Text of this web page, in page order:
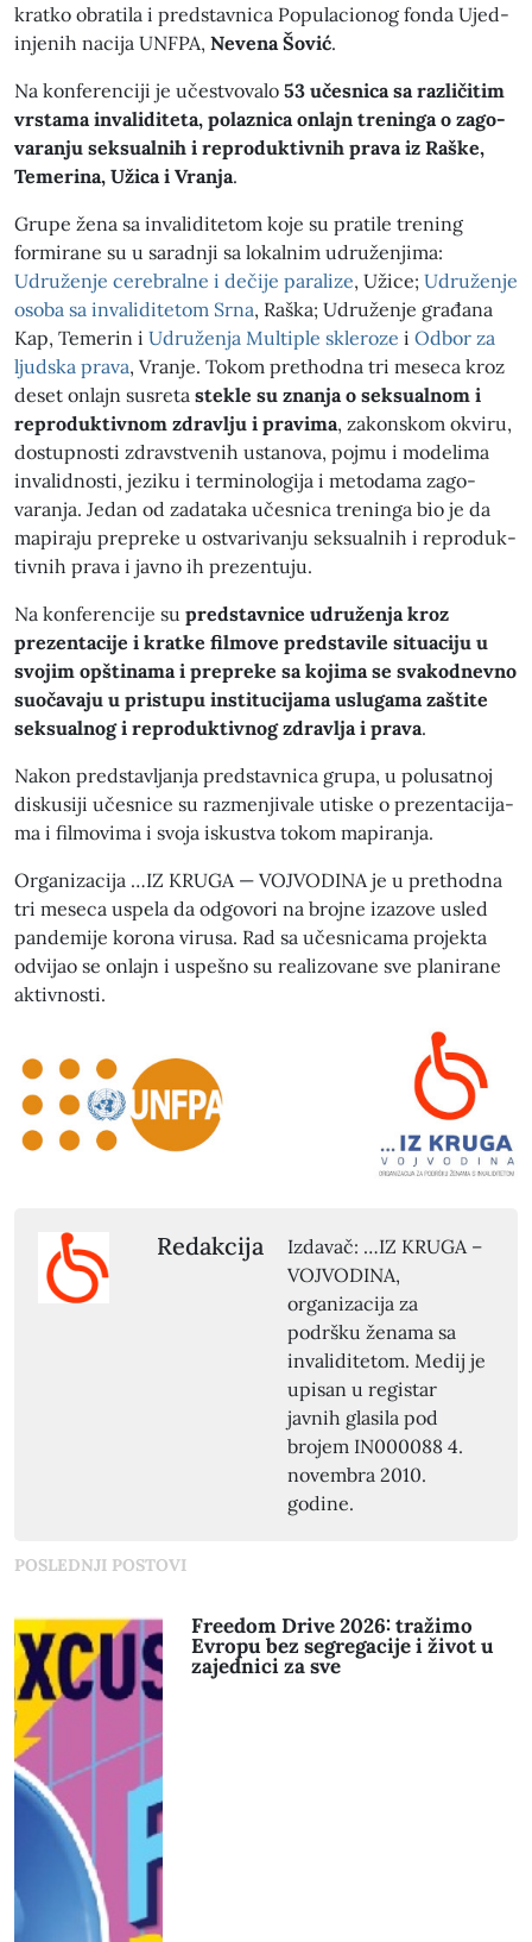
kratko obrati­la i pred­stavni­ca Pop­u­la­cionog fon­da Ujed­
in­jenih naci­ja UNFPA, Neve­na Šović.
Na kon­fer­en­ci­ji je učestvo­va­lo 53 učes­ni­ca sa različitim
vrsta­ma inva­lidite­ta, polazni­ca onla­jn treninga o zago­
varan­ju sek­su­al­nih i repro­duk­tivnih pra­va iz Raške,
Teme­ri­na, Uži­ca i Vran­ja.
Grupe žena sa inva­lidite­tom koje su pratile tren­ing
formi­rane su u sarad­nji sa lokalnim udružen­ji­ma:
Udružen­je cere­bralne i deči­je par­al­ize, Užice; Udružen­je
oso­ba sa inva­lidite­tom Srna, Raš­ka; Udružen­je građana
Kap, Temerin i Udružen­ja Mul­ti­ple skleroze i Odbor za
ljud­s­ka pra­va, Vran­je. Tokom prethod­na tri mese­ca kroz
deset onla­jn sus­re­ta stek­le su znan­ja o sek­su­al­nom i
repro­duk­tivnom zdravlju i prav­i­ma, zakon­skom okviru,
dos­tup­nos­ti zdravstvenih ustano­va, poj­mu i mod­e­li­ma
invalid­nos­ti, jeziku i ter­mi­nologi­ja i meto­dama zago­
varan­ja. Jedan od zadata­ka učes­ni­ca treninga bio je da
mapi­ra­ju prepreke u ost­vari­van­ju sek­su­al­nih i repro­duk­
tivnih pra­va i javno ih prezen­tu­ju.
Na kon­fer­en­ci­je su pred­stavnice udružen­ja kroz
prezentaci­je i kratke fil­move pred­stavile situaci­ju u
svo­jim opšti­na­ma i prepreke sa koji­ma se svakod­nevno
suočava­ju u pris­tupu insti­tu­ci­ja­ma usluga­ma zaštite
sek­su­alnog i repro­duk­tivnog zdravl­ja i pra­va.
Nakon pred­stavl­jan­ja pred­stavni­ca gru­pa, u polusat­noj
diskusi­ji učes­nice su raz­men­ji­vale utiske o prezentaci­ja­
ma i fil­movi­ma i svo­ja iskust­va tokom mapi­ran­ja.
Orga­ni­zaci­ja …IZ KRUGA — VOJVODINA je u prethod­na
tri mese­ca uspela da odgov­ori na bro­jne iza­zove usled
pan­demi­je korona virusa. Rad sa učes­ni­ca­ma pro­jek­ta
odvi­jao se onla­jn i uspešno su real­i­zo­vane sve plani­rane
aktivnos­ti.
Redakcija
Izdavač: …IZ KRUGA –
VOJVODINA,
organizacija za
podršku ženama sa
invaliditetom. Medij je
upisan u registar
javnih glasila pod
brojem IN000088 4.
novembra 2010.
godine.
POSLEDNJI POSTOVI
Freedom Drive 2026: tražimo
Evropu bez segregacije i život u
zajednici za sve